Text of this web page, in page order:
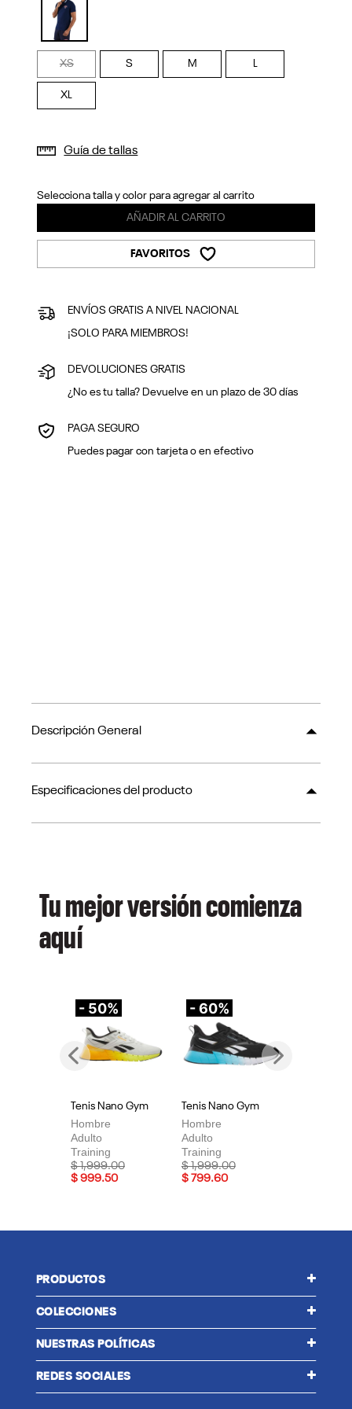
Previous
selected
XS S M L
XL
Guía de tallas
Selecciona talla y color para agregar al carrito
AÑADIR AL CARRITO
FAVORITOS
ENVÍOS GRATIS A NIVEL NACIONAL
¡SOLO PARA MIEMBROS!
DEVOLUCIONES GRATIS
¿No es tu talla? Devuelve en un plazo de 30 días
PAGA SEGURO
Puedes pagar con tarjeta o en efectivo
Descripción General
Especificaciones del producto
Tu mejor versión comienza
aquí
- 50%
Tenis Nano Gym
Hombre
Adulto
Training
Price reduced from
$ 1,999.00to
$ 999.50
- 60%
Tenis Nano Gym
Hombre
Adulto
Training
Price reduced from
$ 1,999.00to
$ 799.60
Previous
PRODUCTOS
COLECCIONES
NUESTRAS POLÍTICAS
REDES SOCIALES